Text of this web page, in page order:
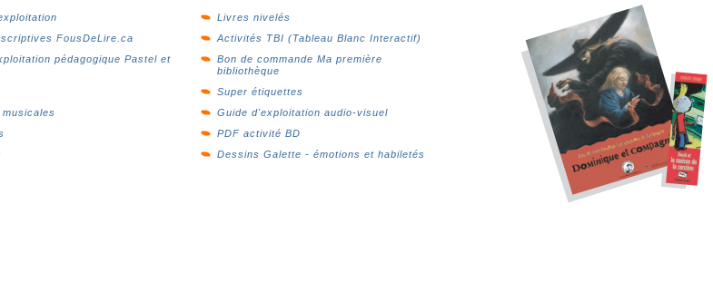
FousDeLire.ca
pédagogique Pastel et
Livres nivelés
Activités TBI (Tableau Blanc Interactif)
Bon de commande Ma première
bibliothèque
Super étiquettes
Guide d'exploitation audio-visuel
PDF activité BD
Dessins Galette - émotions et habiletés